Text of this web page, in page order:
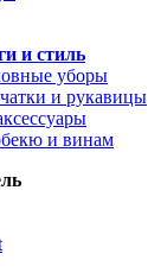
и стиль
уборы
и рукавицы
и винам